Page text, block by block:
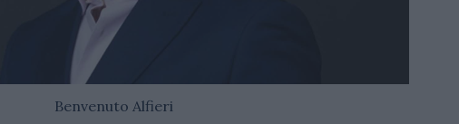
Benvenuto Alfieri